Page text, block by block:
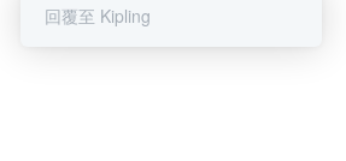
提醒您：系統會自動已讀訊息，如
回覆至 Kipling